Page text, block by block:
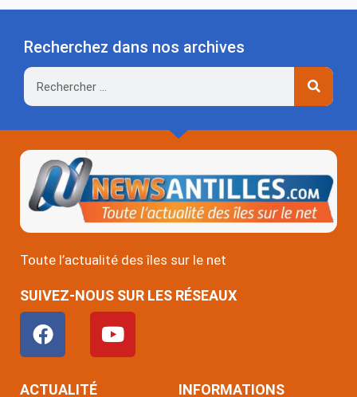
Recherchez dans nos archives
Rechercher
Toute l’actualité des îles sur le net
SUIVEZ-NOUS SUR LES RÉSEAUX
F
a
c
e
Y
o
u
ACTUALITÉ INFORMATIONS